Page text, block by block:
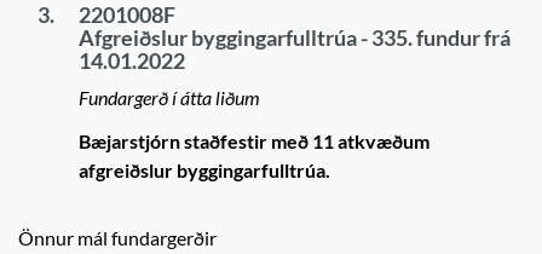
3.
2201008F
Afgreiðslur byggingarfulltrúa - 335. fundur frá
14.01.2022
Fundargerð í átta liðum
Bæjarstjórn staðfestir með 11 atkvæðum
afgreiðslur byggingarfulltrúa.
Önnur mál fundargerðir